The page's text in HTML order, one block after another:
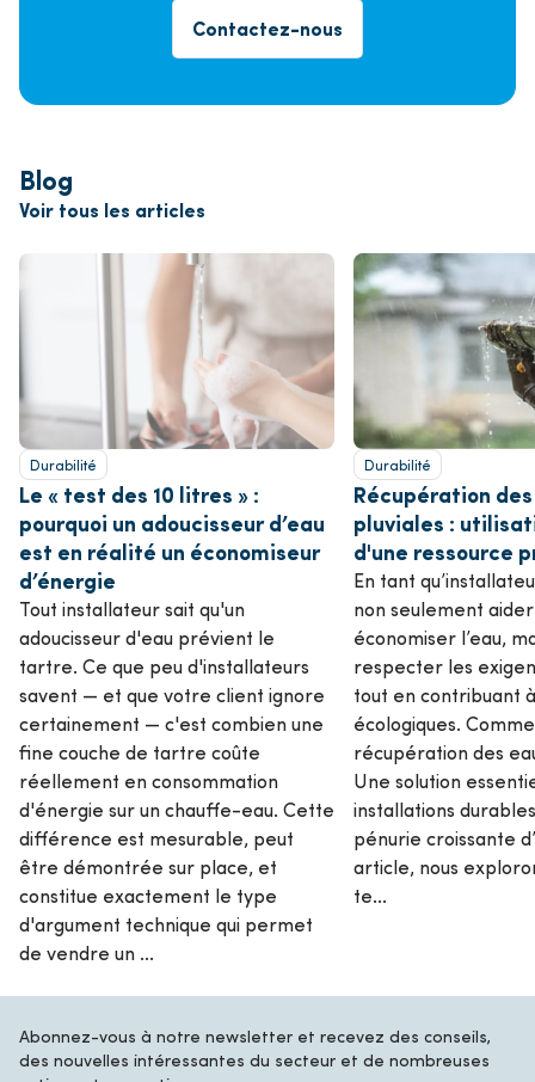
Contactez-nous
Blog
Voir tous les articles
Durabilité
Le « test des 10 litres » :
pourquoi un adoucisseur d’eau
est en réalité un économiseur
d’énergie
Tout installateur sait qu'un
adoucisseur d'eau prévient le
tartre. Ce que peu d'installateurs
savent — et que votre client ignore
certainement — c'est combien une
fine couche de tartre coûte
réellement en consommation
d'énergie sur un chauffe-eau. Cette
différence est mesurable, peut
être démontrée sur place, et
constitue exactement le type
d'argument technique qui permet
de vendre un ...
Durabilité
Récupération
pluviales :
d'une ressource
En tant
non seulement
économiser l’eau,
respecter les
tout en contribuant
écologiques.
récupération des
Une solution
installations
pénurie croissante
article, nous
te...
Abonnez-vous à notre newsletter et recevez des conseils,
des nouvelles intéressantes du secteur et de nombreuses